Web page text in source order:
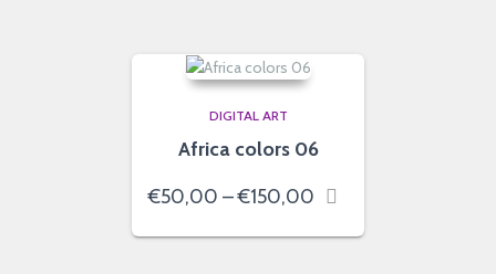
DIGITAL ART
Africa colors 06
€50,00 –€150,00 Price
€50,00